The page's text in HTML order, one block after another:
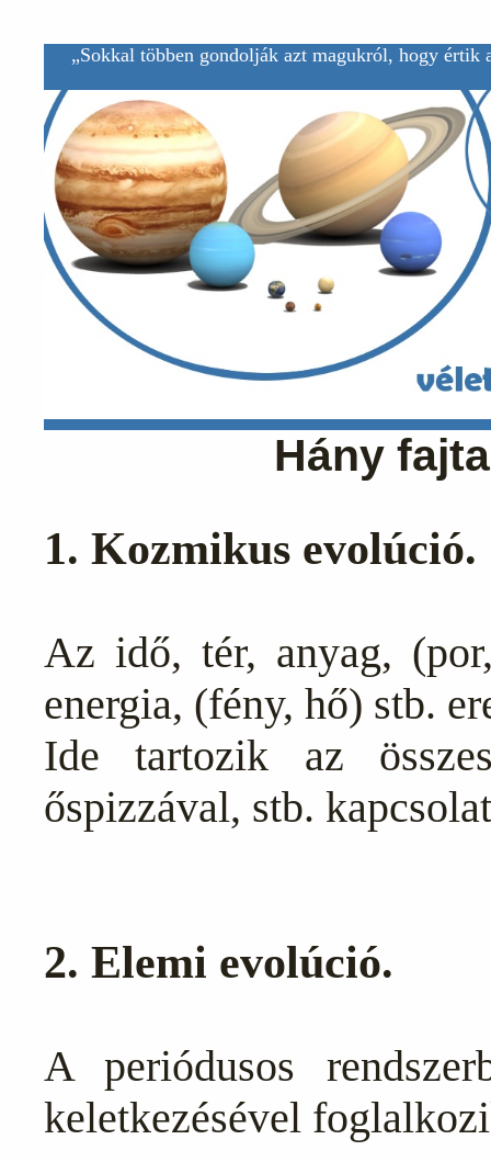
„Sokkal többen gondolják azt magukról, hogy
Hány
1. Kozmikus evolúció.
Az idő, tér, anyag,
energia, (fény, hő) stb.
Ide tartozik az összes
őspizzával, stb.
2. Elemi evolúció.
A periódusos
keletkezésével